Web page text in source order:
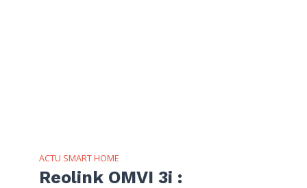
ACTU SMART HOME
Reolink OMVI 3i :